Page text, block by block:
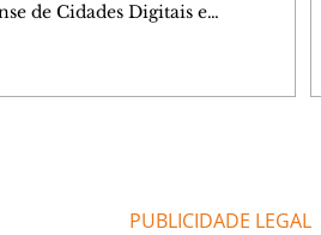
de Cidades Digitais e
vereadores, servidores públicos,
PUBLICIDADE LEGAL